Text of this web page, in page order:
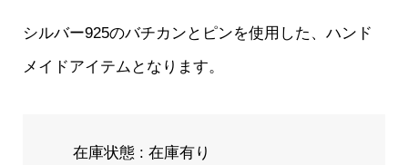
シルバー925のバチカンとピンを使用した、ハンド
メイドアイテムとなります。
在庫状態 : 在庫有り